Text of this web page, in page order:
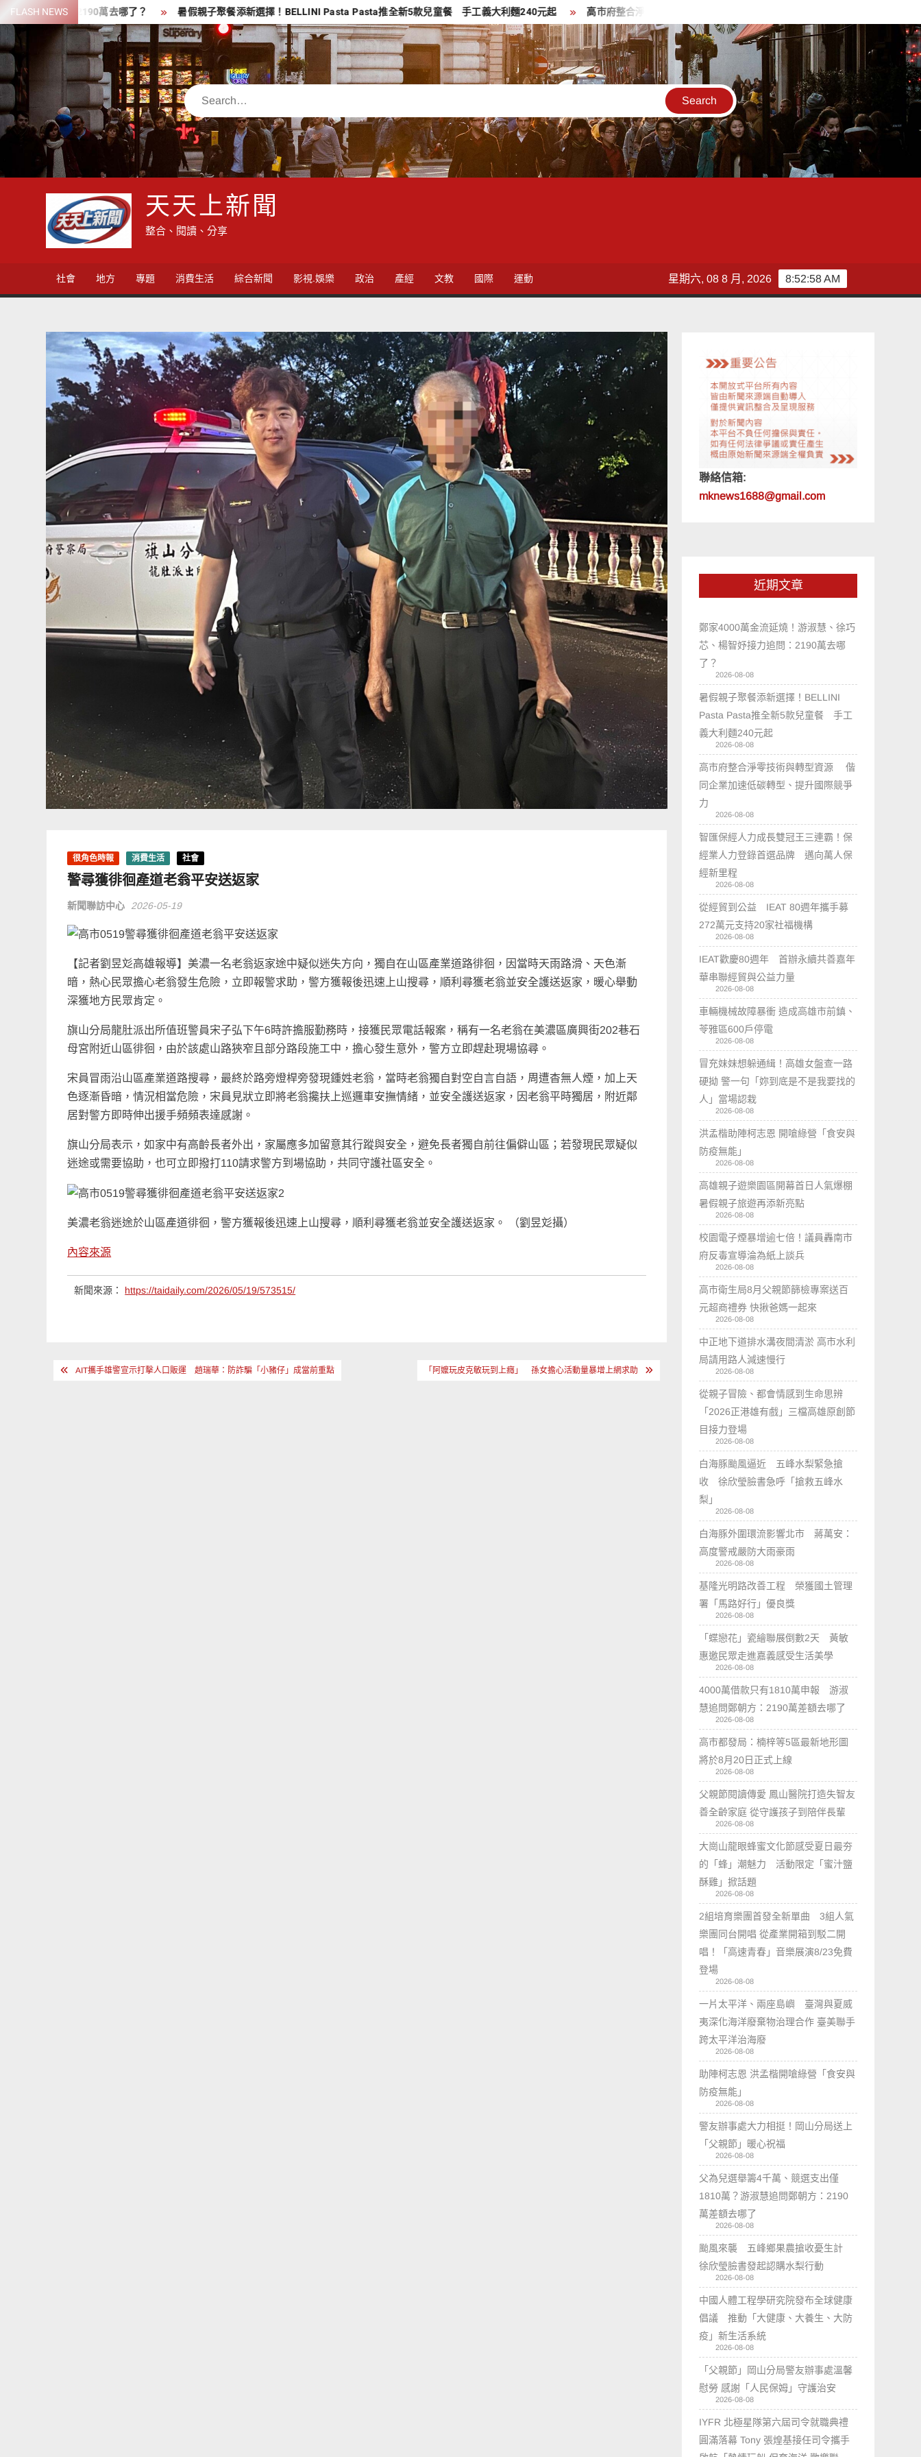
Skip
to
content
FLASH NEWS
：2190萬去哪了？ 暑假親子聚餐添新選擇！BELLINI Pasta Pasta推全新5款兒童餐 手工義大利麵240元起 高市府整合淨零技術與轉型資源 偕同企業加速低碳轉型、提升國際競爭力
Search
天天上新聞
整合、閱讀、分享
社會 地方 專題 消費生活 綜合新聞 影視.娛樂 政治 產經 文教 國際 運動 8:53:00 AM
星期六, 08 8 月, 2026
很角色時報 消費生活 社會
警尋獲徘徊產道老翁平安送返家
新聞聯訪中心 2026-05-19
【記者劉昱彣高雄報導】美濃一名老翁返家途中疑似迷失方向，獨自在山區產業道路徘徊，因當時天雨路滑、天色漸
暗，熱心民眾擔心老翁發生危險，立即報警求助，警方獲報後迅速上山搜尋，順利尋獲老翁並安全護送返家，暖心舉動
深獲地方民眾肯定。
旗山分局龍肚派出所值班警員宋子弘下午6時許擔服勤務時，接獲民眾電話報案，稱有一名老翁在美濃區廣興街202巷石
母宮附近山區徘徊，由於該處山路狹窄且部分路段施工中，擔心發生意外，警方立即趕赴現場協尋。
宋員冒雨沿山區產業道路搜尋，最終於路旁燈桿旁發現鍾姓老翁，當時老翁獨自對空自言自語，周遭杳無人煙，加上天
色逐漸昏暗，情況相當危險，宋員見狀立即將老翁攙扶上巡邏車安撫情緒，並安全護送返家，因老翁平時獨居，附近鄰
居對警方即時伸出援手頻頻表達感謝。
旗山分局表示，如家中有高齡長者外出，家屬應多加留意其行蹤與安全，避免長者獨自前往偏僻山區；若發現民眾疑似
迷途或需要協助，也可立即撥打110請求警方到場協助，共同守護社區安全。
美濃老翁迷途於山區產道徘徊，警方獲報後迅速上山搜尋，順利尋獲老翁並安全護送返家。 （劉昱彣攝）
內容來源
新聞來源： https://taidaily.com/2026/05/19/573515/
文 AIT攜手雄警宣示打擊人口販運 趙瑞華：防詐騙「小豬仔」成當前重點 「阿嬤玩皮克敏玩到上癮」 孫女擔心活動量暴增上網求助
聯絡信箱:
mknews1688@gmail.com
近期文章
鄭家4000萬金流延燒！游淑慧、徐巧
芯、楊智妤接力追問：2190萬去哪
了？
2026-08-08
暑假親子聚餐添新選擇！BELLINI
Pasta Pasta推全新5款兒童餐 手工
義大利麵240元起
2026-08-08
高市府整合淨零技術與轉型資源 偕
同企業加速低碳轉型、提升國際競爭
力
2026-08-08
智匯保經人力成長雙冠王三連霸！保
經業人力登錄首選品牌 邁向萬人保
經新里程
2026-08-08
從經貿到公益 IEAT 80週年攜手募
272萬元支持20家社福機構
2026-08-08
IEAT歡慶80週年 首辦永續共善嘉年
華串聯經貿與公益力量
2026-08-08
車輛機械故障暴衝 造成高雄市前鎮、
苓雅區600戶停電
2026-08-08
冒充妹妹想躲通緝！高雄女盤查一路
硬拗 警一句「妳到底是不是我要找的
人」當場認栽
2026-08-08
洪孟楷助陣柯志恩 開嗆綠營「食安與
防疫無能」
2026-08-08
高雄親子遊樂園區開幕首日人氣爆棚
暑假親子旅遊再添新亮點
2026-08-08
校園電子煙暴增逾七倍！議員轟南市
府反毒宣導淪為紙上談兵
2026-08-08
高市衛生局8月父親節篩檢專案送百
元超商禮券 快揪爸媽一起來
2026-08-08
中正地下道排水溝夜間清淤 高市水利
局請用路人減速慢行
2026-08-08
從親子冒險、都會情感到生命思辨
「2026正港雄有戲」三檔高雄原創節
目接力登場
2026-08-08
白海豚颱風逼近 五峰水梨緊急搶
收 徐欣瑩臉書急呼「搶救五峰水
梨」
2026-08-08
白海豚外圍環流影響北市 蔣萬安：
高度警戒嚴防大雨豪雨
2026-08-08
基隆光明路改善工程 榮獲國土管理
署「馬路好行」優良獎
2026-08-08
「蝶戀花」瓷繪聯展倒數2天 黃敏
惠邀民眾走進嘉義感受生活美學
2026-08-08
4000萬借款只有1810萬申報 游淑
慧追問鄭朝方：2190萬差額去哪了
2026-08-08
高市都發局：楠梓等5區最新地形圖
將於8月20日正式上線
2026-08-08
父親節閱讀傳愛 鳳山醫院打造失智友
善全齡家庭 從守護孩子到陪伴長輩
2026-08-08
大崗山龍眼蜂蜜文化節感受夏日最夯
的「蜂」潮魅力 活動限定「蜜汁鹽
酥雞」掀話題
2026-08-08
2組培育樂團首發全新單曲 3組人氣
樂團同台開唱 從產業開箱到駁二開
唱！「高速青春」音樂展演8/23免費
登場
2026-08-08
一片太平洋、兩座島嶼 臺灣與夏威
夷深化海洋廢棄物治理合作 臺美聯手
跨太平洋治海廢
2026-08-08
助陣柯志恩 洪孟楷開嗆綠營「食安與
防疫無能」
2026-08-08
警友辦事處大力相挺！岡山分局送上
「父親節」暖心祝福
2026-08-08
父為兒選舉籌4千萬、競選支出僅
1810萬？游淑慧追問鄭朝方：2190
萬差額去哪了
2026-08-08
颱風來襲 五峰鄉果農搶收憂生計
徐欣瑩臉書發起認購水梨行動
2026-08-08
中國人體工程學研究院發布全球健康
倡議 推動「大健康、大養生、大防
疫」新生活系統
2026-08-08
「父親節」岡山分局警友辦事處溫馨
慰勞 感謝「人民保姆」守護治安
2026-08-08
IYFR 北極星隊第六屆司令就職典禮
圓滿落幕 Tony 張煌基接任司令攜手